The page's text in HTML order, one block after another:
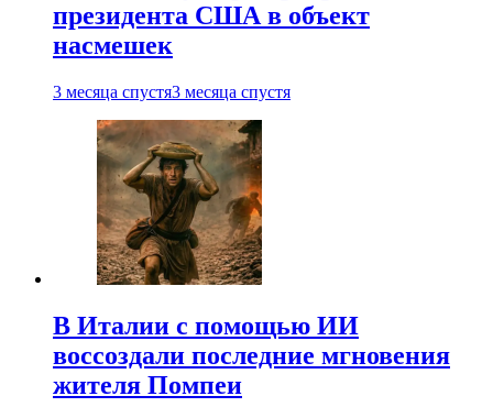
президента США в объект
насмешек
3 месяца спустя3 месяца спустя
В Италии с помощью ИИ
воссоздали последние мгновения
жителя Помпеи